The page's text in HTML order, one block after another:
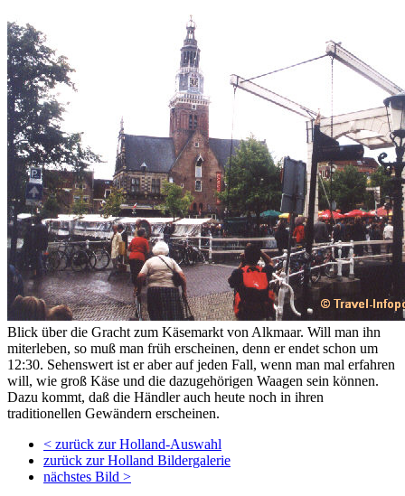
Blick über die Gracht zum Käsemarkt von Alkmaar. Will man ihn
miterleben, so muß man früh erscheinen, denn er endet schon um
12:30. Sehenswert ist er aber auf jeden Fall, wenn man mal erfahren
will, wie groß Käse und die dazugehörigen Waagen sein können.
Dazu kommt, daß die Händler auch heute noch in ihren
traditionellen Gewändern erscheinen.
< zurück zur Holland-Auswahl
zurück zur Holland Bildergalerie
nächstes Bild >